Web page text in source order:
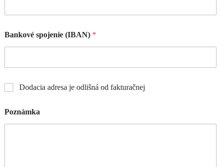
Bankové spojenie (IBAN) *
Dodacia adresa je odlišná od fakturačnej
Poznámka